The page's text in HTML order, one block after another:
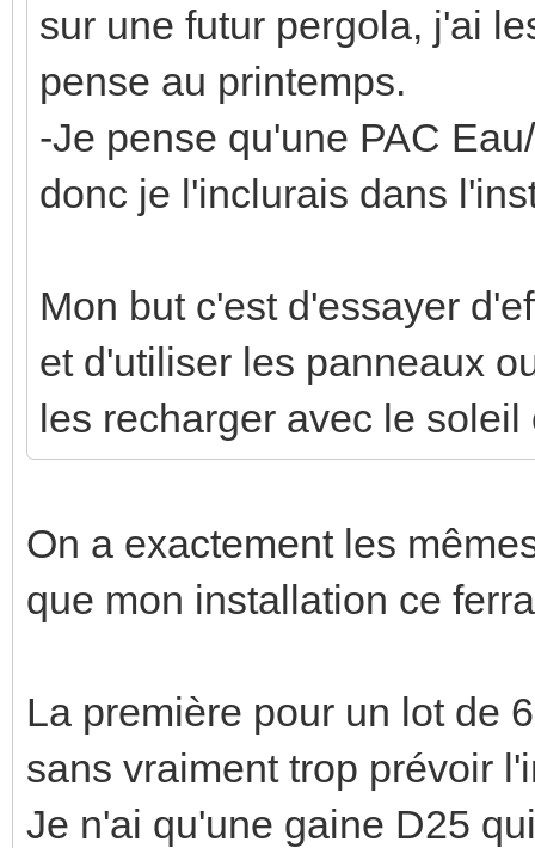
sur une futur pergola, j'ai
pense au printemps.
-Je pense qu'une PAC
donc je l'inclurais dans
Mon but c'est d'essayer
et d'utiliser les panneaux
les recharger avec le
On a exactement les
que mon installation ce
La première pour un lot de
sans vraiment trop prévoir
Je n'ai qu'une gaine D25